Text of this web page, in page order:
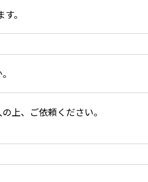
。
上、ご依頼ください。